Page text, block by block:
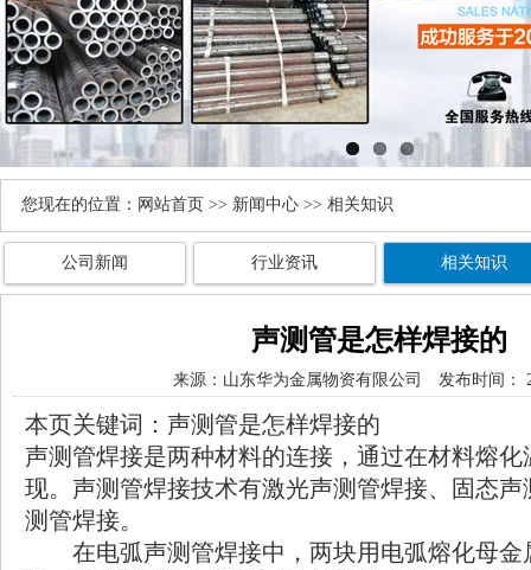
您现在的位置： 网站首页 >> 新闻中心 >> 相关知识
公司新闻 行业资讯 相关知识
声测管是怎样焊接的
来源： 山东华为金属物资有限公司 发布时间：
本页关键词：声测管是怎样焊接的
声测管焊接是两种材料的连接，通过在材料熔
现。声测管焊接技术有激光声测管焊接、固态
测管焊接。
在电弧声测管焊接中，两块用电弧熔化母金